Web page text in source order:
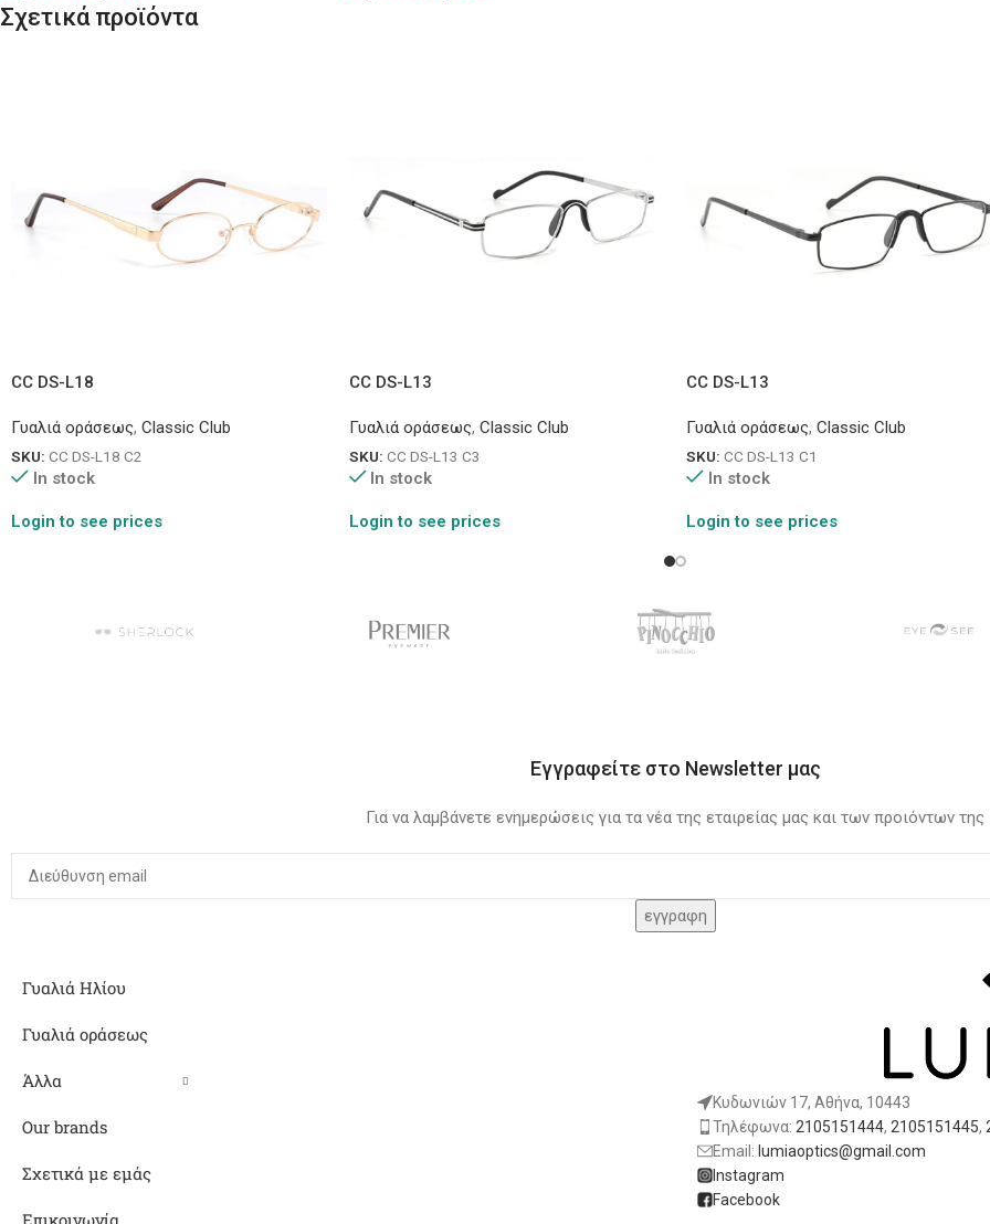
Σχετικά προϊόντα
CC DS-L18
Γυαλιά οράσεως, Classic Club
SKU: CC DS-L18 C2
In stock
Login to see prices
CC DS-L13
Γυαλιά οράσεως, Classic Club
SKU: CC DS-L13 C3
In stock
Login to see prices
CC DS-L13
Γυαλιά οράσεως, Classic Club
SKU: CC DS-L13 C1
In stock
Login to see prices
Εγγραφείτε στο Newsletter μας
Για να λαμβάνετε ενημερώσεις για τα νέα της εταιρείας μας και των προιόντων της
Γυαλιά Ηλίου
Γυαλιά οράσεως
Άλλα
Our brands
Σχετικά με εμάς
Κυδωνιών 17, Αθήνα, 10443
Τηλέφωνα: 2105151444, 2105151445,
Email: lumiaoptics@gmail.com
Instagram
Facebook